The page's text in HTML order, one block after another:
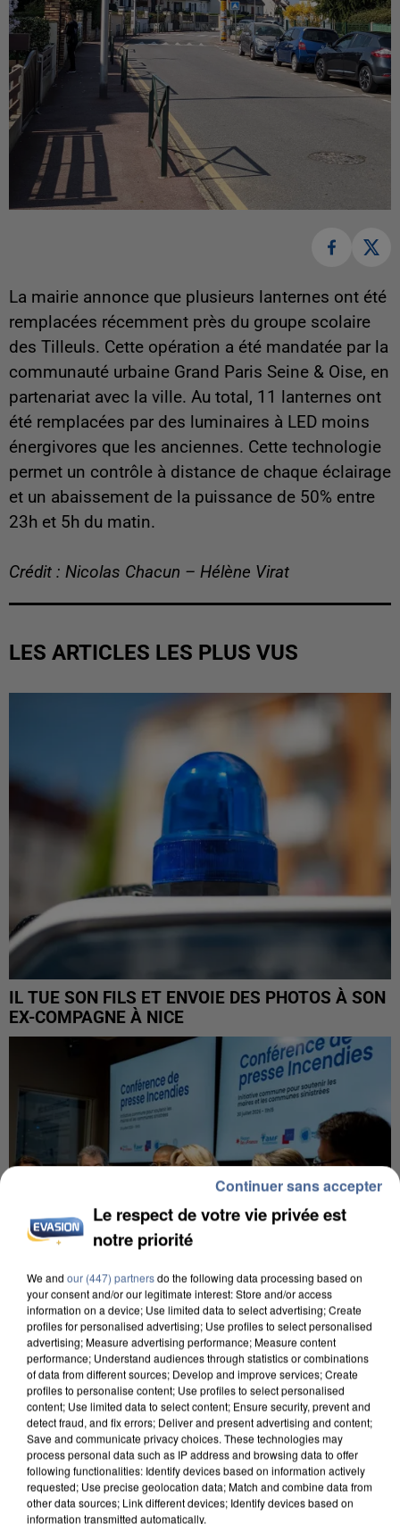
La mairie annonce que plusieurs lanternes ont été
remplacées récemment près du groupe scolaire
des Tilleuls. Cette opération a été mandatée par la
communauté urbaine Grand Paris Seine & Oise, en
partenariat avec la ville. Au total, 11 lanternes ont
été remplacées par des luminaires à LED moins
énergivores que les anciennes. Cette technologie
permet un contrôle à distance de chaque éclairage
et un abaissement de la puissance de 50% entre
23h et 5h du matin.
Crédit : Nicolas Chacun – Hélène Virat
LES ARTICLES LES PLUS VUS
IL TUE SON FILS ET ENVOIE DES PHOTOS À SON
EX-COMPAGNE À NICE
INCENDIES : L’ÎLE-DE-FRANCE LANCE UN ÉLAN
DE SOLIDARITÉ AVEC LES...
Le respect de votre vie privée est
notre priorité
We and our (447) partnersdo the following data processing based on
your consent and/or our legitimate interest: Store and/or access
information on a device; Use limited data to select advertising; Create
profiles for personalised advertising; Use profiles to select personalised
advertising; Measure advertising performance; Measure content
performance; Understand audiences through statistics or combinations
of data from different sources; Develop and improve services; Create
profiles to personalise content; Use profiles to select personalised
content; Use limited data to select content; Ensure security, prevent and
detect fraud, and fix errors; Deliver and present advertising and content;
Save and communicate privacy choices. These technologies may
process personal data such as IP address and browsing data to offer
following functionalities: Identify devices based on information actively
requested; Use precise geolocation data; Match and combine data from
other data sources; Link different devices; Identify devices based on
information transmitted automatically.
Continuer sans accepter